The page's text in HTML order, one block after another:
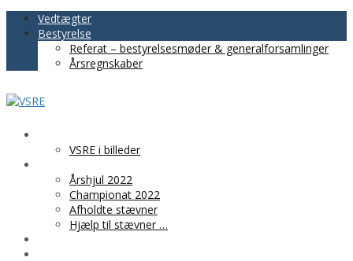
Vedtægter
Bestyrelse
Referat – bestyrelsesmøder & generalforsamlinger
Årsregnskaber
VSRE i billeder
Årshjul 2022
Championat 2022
Afholdte stævner
Hjælp til stævner …